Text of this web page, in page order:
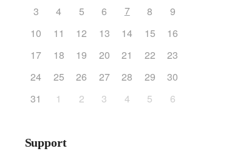
3
4 5 6 7 8
9
10
11 12 13 14 15
16
17
18 19 20 21 22
23
24
25 26 27 28 29
30
31
1 2 3 4 5 6
Support